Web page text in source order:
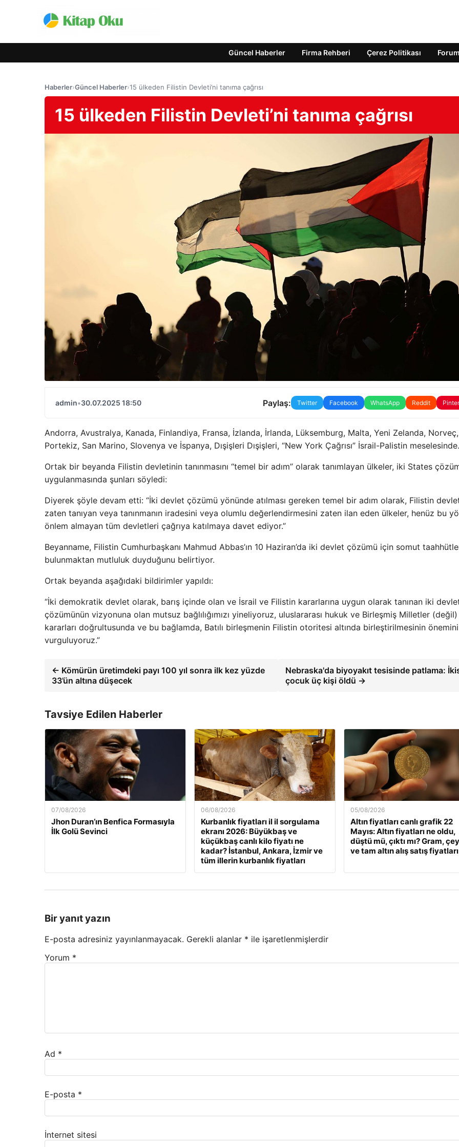
Güncel Haberler Firma Rehberi Çerez Politikası Forum
Haberler›Güncel Haberler›15 ülkeden Filistin Devleti’ni tanıma çağrısı
15 ülkeden Filistin Devleti’ni tanıma çağrısı
admin•30.07.2025 18:50 Paylaş: Twitter Facebook WhatsApp Reddit
Andorra, Avustralya, Kanada, Finlandiya, Fransa, İzlanda, İrlanda, Lüksemburg, Malta, Yeni Zelanda, Norveç,
Portekiz, San Marino, Slovenya ve İspanya, Dışişleri Dışişleri, “New York Çağrısı” İsrail-Palistin meselesinde.
Ortak bir beyanda Filistin devletinin tanınmasını “temel bir adım” olarak tanımlayan ülkeler, iki States
uygulanmasında şunları söyledi:
Diyerek şöyle devam etti: “İki devlet çözümü yönünde atılması gereken temel bir adım olarak, Filistin
zaten tanıyan veya tanınmanın iradesini veya olumlu değerlendirmesini zaten ilan eden ülkeler, henüz bu
önlem almayan tüm devletleri çağrıya katılmaya davet ediyor.”
Beyanname, Filistin Cumhurbaşkanı Mahmud Abbas’ın 10 Haziran’da iki devlet çözümü için somut
bulunmaktan mutluluk duyduğunu belirtiyor.
Ortak beyanda aşağıdaki bildirimler yapıldı:
“İki demokratik devlet olarak, barış içinde olan ve İsrail ve Filistin kararlarına uygun olarak tanınan iki
çözümünün vizyonuna olan mutsuz bağlılığımızı yineliyoruz, uluslararası hukuk ve Birleşmiş Milletler (değil)
kararları doğrultusunda ve bu bağlamda, Batılı birleşmenin Filistin otoritesi altında birleştirilmesinin önemini
vurguluyoruz.”
← Kömürün üretimdeki payı 100 yıl sonra ilk kez yüzde
33’ün altına düşecek
Nebraska'da biyoyakıt tesisinde patlama:
çocuk üç kişi öldü →
Tavsiye Edilen Haberler
07/08/2026
Jhon Duran’ın Benfica Formasıyla
İlk Golü Sevinci
06/08/2026
Kurbanlık fiyatları il il sorgulama
ekranı 2026: Büyükbaş ve
küçükbaş canlı kilo fiyatı ne
kadar? İstanbul, Ankara, İzmir ve
tüm illerin kurbanlık fiyatları
05/08/2026
Altın fiyatları canlı grafik 22
Mayıs: Altın fiyatları ne oldu,
düştü mü, çıktı mı? Gram,
ve tam altın alış satış fiyatları
Bir yanıt yazın
E-posta adresiniz yayınlanmayacak. Gerekli alanlar * ile işaretlenmişlerdir
Yorum *
Ad *
E-posta *
İnternet sitesi